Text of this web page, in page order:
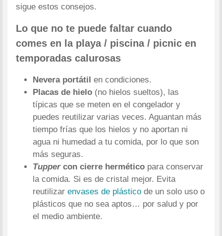
sigue estos consejos.
Lo que no te puede faltar cuando
comes en la playa / piscina / picnic en
temporadas calurosas
Nevera portátil en condiciones.
Placas de hielo (no hielos sueltos), las
típicas que se meten en el congelador y
puedes reutilizar varias veces. Aguantan más
tiempo frías que los hielos y no aportan ni
agua ni humedad a tu comida, por lo que son
más seguras.
Tuppercon cierre hermético para conservar
la comida. Si es de cristal mejor. Evita
reutilizarenvases de plástico de un solo uso o
plásticos que no sea aptos… por salud y por
el medio ambiente.